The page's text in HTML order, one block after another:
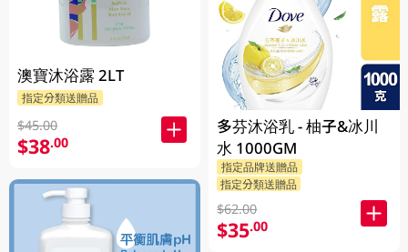
澳寶沐浴露 2LT
指定分類送贈品
$45.00
$38.00
多芬沐浴乳 - 柚子&冰川
水 1000GM
指定品牌送贈品
指定分類送贈品
$62.00
$35.00